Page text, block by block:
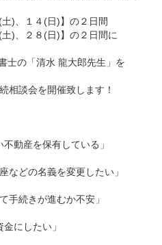
)、１４(日)】の２日間
)、２８(日)】の２日間に
士の「清水 龍大郎先生」を
相談会を開催致します！
不動産を保有している」
などの名義を変更したい」
手続きが進むか不安」
金にしたい」